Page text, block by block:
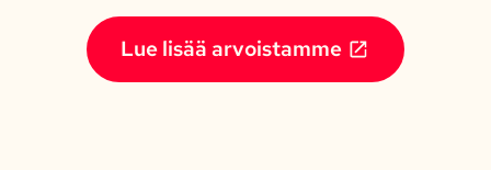
Lue lisää arvoistamme